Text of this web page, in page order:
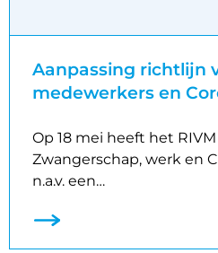
Aanpassing richtlijn
medewerkers en
Op 18 mei heeft het
Zwangerschap, werk en
n.a.v. een…